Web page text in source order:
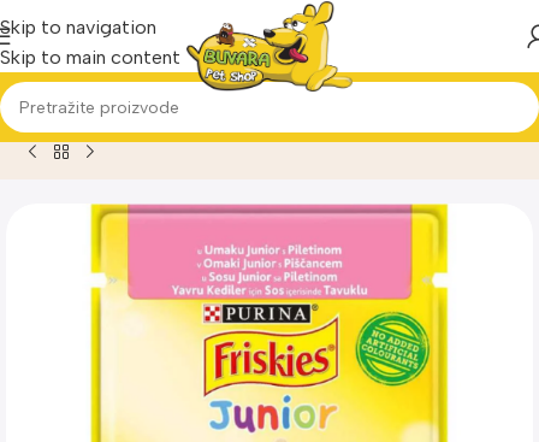
Skip to navigation
Skip to main content
Home Proizvod Friskies cat sos junior piletina Vlažna hrana